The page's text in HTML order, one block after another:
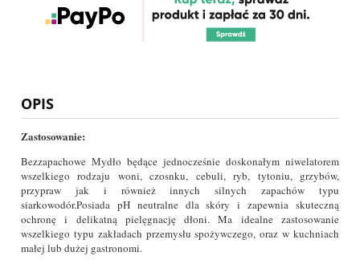
OPIS
Zastosowanie:
Bezzapachowe Mydło będące jednocześnie doskonałym niwelatorem
wszelkiego rodzaju woni, czosnku, cebuli, ryb, tytoniu, grzybów,
przypraw jak i również innych silnych zapachów typu
siarkowodór.Posiada pH neutralne dla skóry i zapewnia skuteczną
ochronę i delikatną pielęgnację dłoni. Ma idealne zastosowanie
wszelkiego typu zakładach przemysłu spożywczego, oraz w kuchniach
małej lub dużej gastronomi.